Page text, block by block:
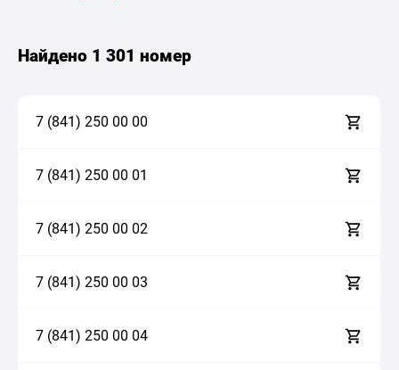
Найдено 1 301 номер
7 (841) 250 00 00
7 (841) 250 00 01
7 (841) 250 00 02
7 (841) 250 00 03
7 (841) 250 00 04